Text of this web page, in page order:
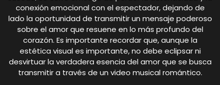
conexión emocional con el espectador, dejando de
lado la oportunidad de transmitir un mensaje poderoso
sobre el amor que resuene en lo más profundo del
corazón. Es importante recordar que, aunque la
estética visual es importante, no debe eclipsar ni
desvirtuar la verdadera esencia del amor que se busca
transmitir a través de un video musical romántico.